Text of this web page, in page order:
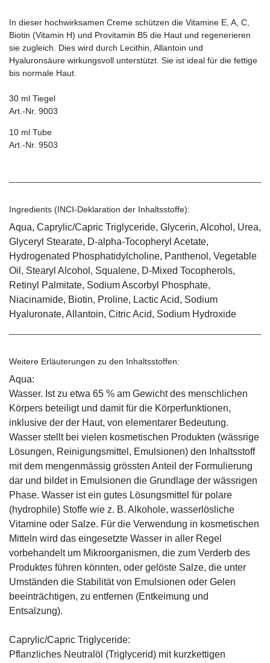
In dieser hochwirksamen Creme schützen die Vitamine E, A, C,
Biotin (Vitamin H) und Provitamin B5 die Haut und regenerieren
sie zugleich. Dies wird durch Lecithin, Allantoin und
Hyaluronsäure wirkungsvoll unterstützt. Sie ist ideal für die fettige
bis normale Haut.
30 ml Tiegel
Art.-Nr. 9003
10 ml Tube
Art.-Nr. 9503
Ingredients (INCI-Deklaration der Inhaltsstoffe):
Aqua, Caprylic/Capric Triglyceride, Glycerin, Alcohol, Urea,
Glyceryl Stearate, D-alpha-Tocopheryl Acetate,
Hydrogenated Phosphatidylcholine, Panthenol, Vegetable
Oil, Stearyl Alcohol, Squalene, D-Mixed Tocopherols,
Retinyl Palmitate, Sodium Ascorbyl Phosphate,
Niacinamide, Biotin, Proline, Lactic Acid, Sodium
Hyaluronate, Allantoin, Citric Acid, Sodium Hydroxide
Weitere Erläuterungen zu den Inhaltsstoffen:
Aqua:
Wasser. Ist zu etwa 65 % am Gewicht des menschlichen
Körpers beteiligt und damit für die Körperfunktionen,
inklusive der der Haut, von elementarer Bedeutung.
Wasser stellt bei vielen kosmetischen Produkten (wässrige
Lösungen, Reinigungsmittel, Emulsionen) den Inhaltsstoff
mit dem mengenmässig grössten Anteil der Formulierung
dar und bildet in Emulsionen die Grundlage der wässrigen
Phase. Wasser ist ein gutes Lösungsmittel für polare
(hydrophile) Stoffe wie z. B. Alkohole, wasserlösliche
Vitamine oder Salze. Für die Verwendung in kosmetischen
Mitteln wird das eingesetzte Wasser in aller Regel
vorbehandelt um Mikroorganismen, die zum Verderb des
Produktes führen könnten, oder gelöste Salze, die unter
Umständen die Stabilität von Emulsionen oder Gelen
beeinträchtigen, zu entfernen (Entkeimung und
Entsalzung).
Caprylic/Capric Triglyceride:
Pflanzliches Neutralöl (Triglycerid) mit kurzkettigen